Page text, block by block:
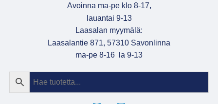
Avoinna ma-pe klo 8-17,
lauantai 9-13
Laasalan myymälä:
Laasalantie 871, 57310 Savonlinna
ma-pe 8-16 la 9-13